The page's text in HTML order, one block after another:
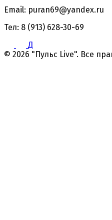
Email: puran69@yandex.ru
Тел: 8 (913) 628-30-69
Д
© 2026 "Пульс Live". Все